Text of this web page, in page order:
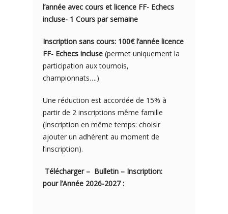
l’année avec cours et licence FF- Echecs
incluse- 1 Cours par semaine
Inscription sans cours: 100€ l’année licence
FF- Echecs incluse (permet uniquement la
participation aux tournois,
championnats….)
Une réduction est accordée de 15% à
partir de 2 inscriptions même famille
(Inscription en même temps: choisir
ajouter un adhérent au moment de
l’inscription).
Télécharger – Bulletin – Inscription:
pour l’Année 2026-2027 :